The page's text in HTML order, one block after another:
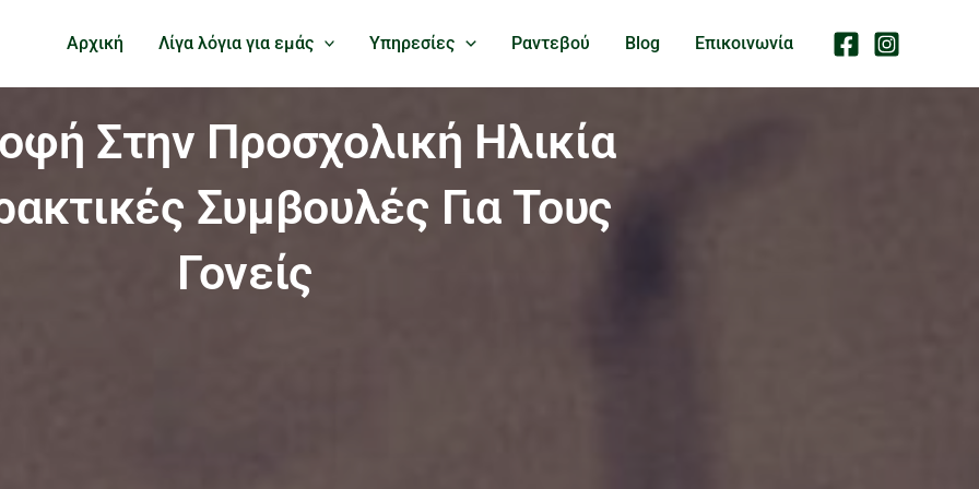
Αρχική Λίγα λόγια για εμάς Υπηρεσίες Ραντεβού Blog Επικοινωνία
Στην Προσχολική Ηλικία
Συμβουλές Για Τους
Γονείς